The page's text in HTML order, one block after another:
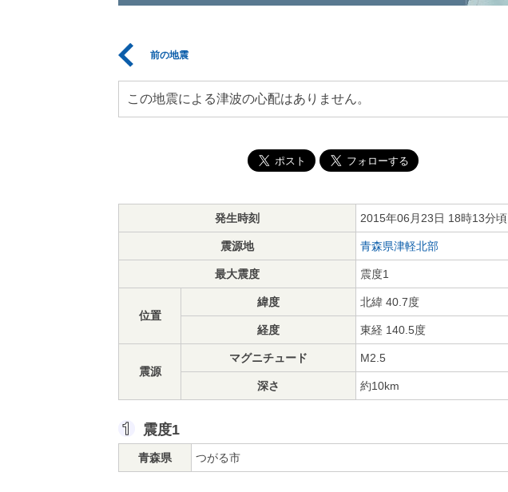
前の地震
この地震による津波の心配はありません。
発生時刻 2015年06月23日 18時13分頃
震源地 青森県津軽北部
最大震度 震度1
位置
緯度 北緯 40.7度
経度 東経 140.5度
震源
マグニチュード M2.5
深さ 約10km
震度1
青森県 つがる市